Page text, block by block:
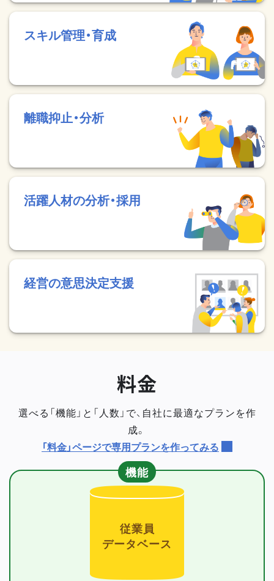
スキル管理・育成
離職抑止・分析
活躍人材の分析・採用
経営の意思決定支援
料金
選べる「機能」と「人数」で、自社に最適なプランを作
成。
「料金」ページで専用プランを作ってみる
機能
従業員
データベース